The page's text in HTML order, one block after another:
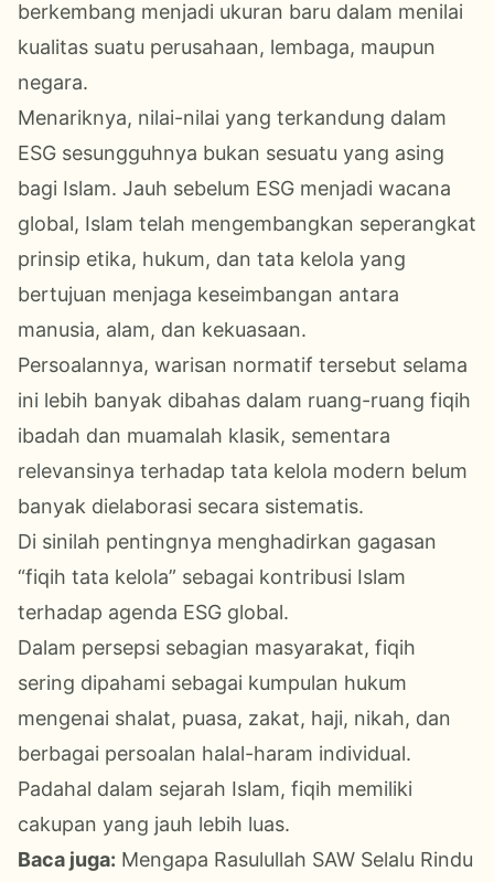
berkembang menjadi ukuran baru dalam menilai
kualitas suatu perusahaan, lembaga, maupun
negara.
Menariknya, nilai-nilai yang terkandung dalam
ESG sesungguhnya bukan sesuatu yang asing
bagi Islam. Jauh sebelum ESG menjadi wacana
global, Islam telah mengembangkan seperangkat
prinsip etika, hukum, dan tata kelola yang
bertujuan menjaga keseimbangan antara
manusia, alam, dan kekuasaan.
Persoalannya, warisan normatif tersebut selama
ini lebih banyak dibahas dalam ruang-ruang fiqih
ibadah dan muamalah klasik, sementara
relevansinya terhadap tata kelola modern belum
banyak dielaborasi secara sistematis.
Di sinilah pentingnya menghadirkan gagasan
“fiqih tata kelola” sebagai kontribusi Islam
terhadap agenda ESG global.
Dalam persepsi sebagian masyarakat, fiqih
sering dipahami sebagai kumpulan hukum
mengenai shalat, puasa, zakat, haji, nikah, dan
berbagai persoalan halal-haram individual.
Padahal dalam sejarah Islam, fiqih memiliki
cakupan yang jauh lebih luas.
Baca juga: Mengapa Rasulullah SAW Selalu Rindu